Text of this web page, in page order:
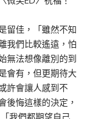
留佳，「雖然不知
我們比較遙遠，怕
無法想像離別的到
會有，但更期待大
許會讓人感到不
後悔這樣的決定，